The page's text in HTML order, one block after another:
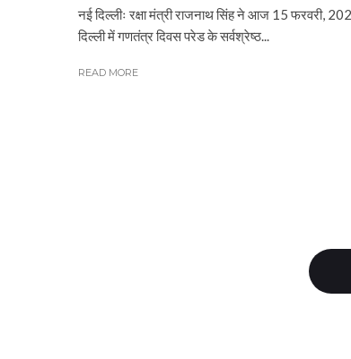
नई दिल्लीः रक्षा मंत्री राजनाथ सिंह ने आज 15 फरवरी,
दिल्‍ली में गणतंत्र दिवस परेड के सर्वश्रेष्‍ठ...
READ MORE